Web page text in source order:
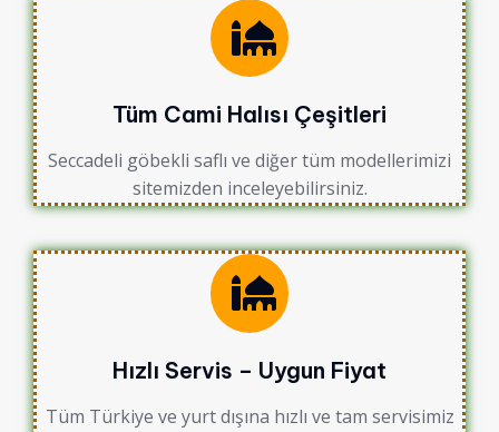
Tüm Cami Halısı Çeşitleri
Seccadeli göbekli saflı ve diğer tüm modellerimizi
sitemizden inceleyebilirsiniz.
Hızlı Servis – Uygun Fiyat
Tüm Türkiye ve yurt dışına hızlı ve tam servisimiz